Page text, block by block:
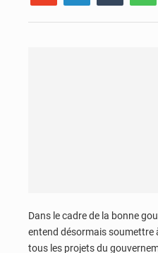
Dans le cadre de la bonne
entend désormais soumettre
tous les projets du